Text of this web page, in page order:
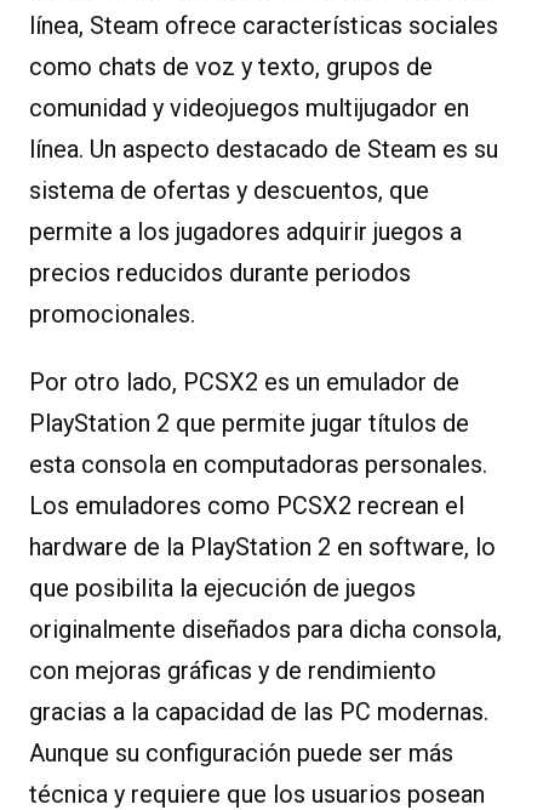
línea, Steam ofrece características sociales
como chats de voz y texto, grupos de
comunidad y videojuegos multijugador en
línea. Un aspecto destacado de Steam es su
sistema de ofertas y descuentos, que
permite a los jugadores adquirir juegos a
precios reducidos durante periodos
promocionales.
Por otro lado, PCSX2 es un emulador de
PlayStation 2 que permite jugar títulos de
esta consola en computadoras personales.
Los emuladores como PCSX2 recrean el
hardware de la PlayStation 2 en software, lo
que posibilita la ejecución de juegos
originalmente diseñados para dicha consola,
con mejoras gráficas y de rendimiento
gracias a la capacidad de las PC modernas.
Aunque su configuración puede ser más
técnica y requiere que los usuarios posean